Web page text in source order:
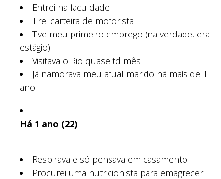
Entrei na faculdade
Tirei carteira de motorista
Tive meu primeiro emprego (na verdade, era
estágio)
Visitava o Rio quase td mês
Já namorava meu atual marido há mais de 1
ano.
Há 1 ano (22)
Respirava e só pensava em casamento
Procurei uma nutricionista para emagrecer